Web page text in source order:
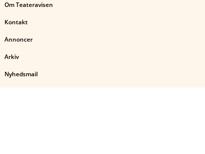
Om Teateravisen
Kontakt
Annoncer
Arkiv
Nyhedsmail